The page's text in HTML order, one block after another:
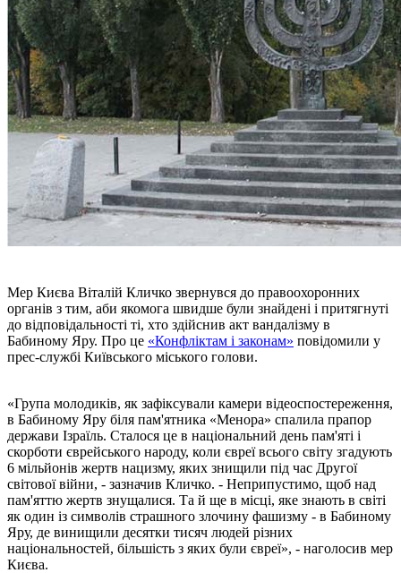
Мер Києва Віталій Кличко звернувся до правоохоронних
органів з тим, аби якомога швидше були знайдені і притягнуті
до відповідальності ті, хто здійснив акт вандалізму в
Бабиному Яру. Про це «Конфліктам і законам» повідомили у
прес-службі Київського міського голови.
«Група молодиків, як зафіксували камери відеоспостереження,
в Бабиному Яру біля пам'ятника «Менора» спалила прапор
держави Ізраїль. Сталося це в національний день пам'яті і
скорботи єврейського народу, коли євреї всього світу згадують
6 мільйонів жертв нацизму, яких знищили під час Другої
світової війни, - зазначив Кличко. - Неприпустимо, щоб над
пам'яттю жертв знущалися. Та й ще в місці, яке знають в світі
як один із символів страшного злочину фашизму - в Бабиному
Яру, де винищили десятки тисяч людей різних
національностей, більшість з яких були євреї», - наголосив мер
Києва.